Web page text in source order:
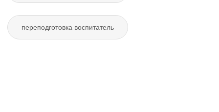
переподготовка воспитатель